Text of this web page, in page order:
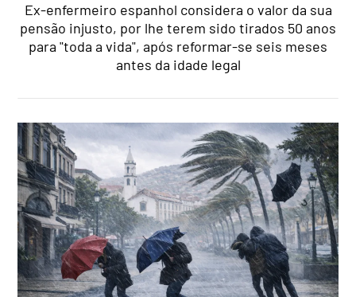
Ex-enfermeiro espanhol considera o valor da sua
pensão injusto, por lhe terem sido tirados 50 anos
para "toda a vida", após reformar-se seis meses
antes da idade legal